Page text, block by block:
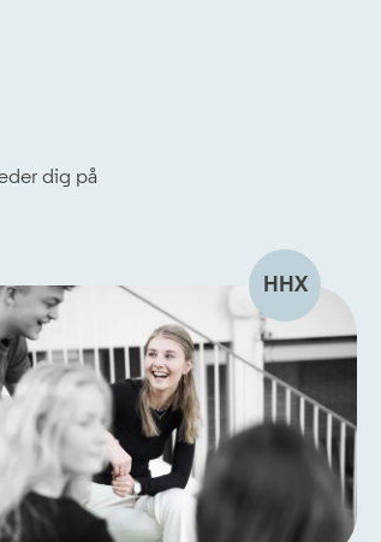
dig på
HHX